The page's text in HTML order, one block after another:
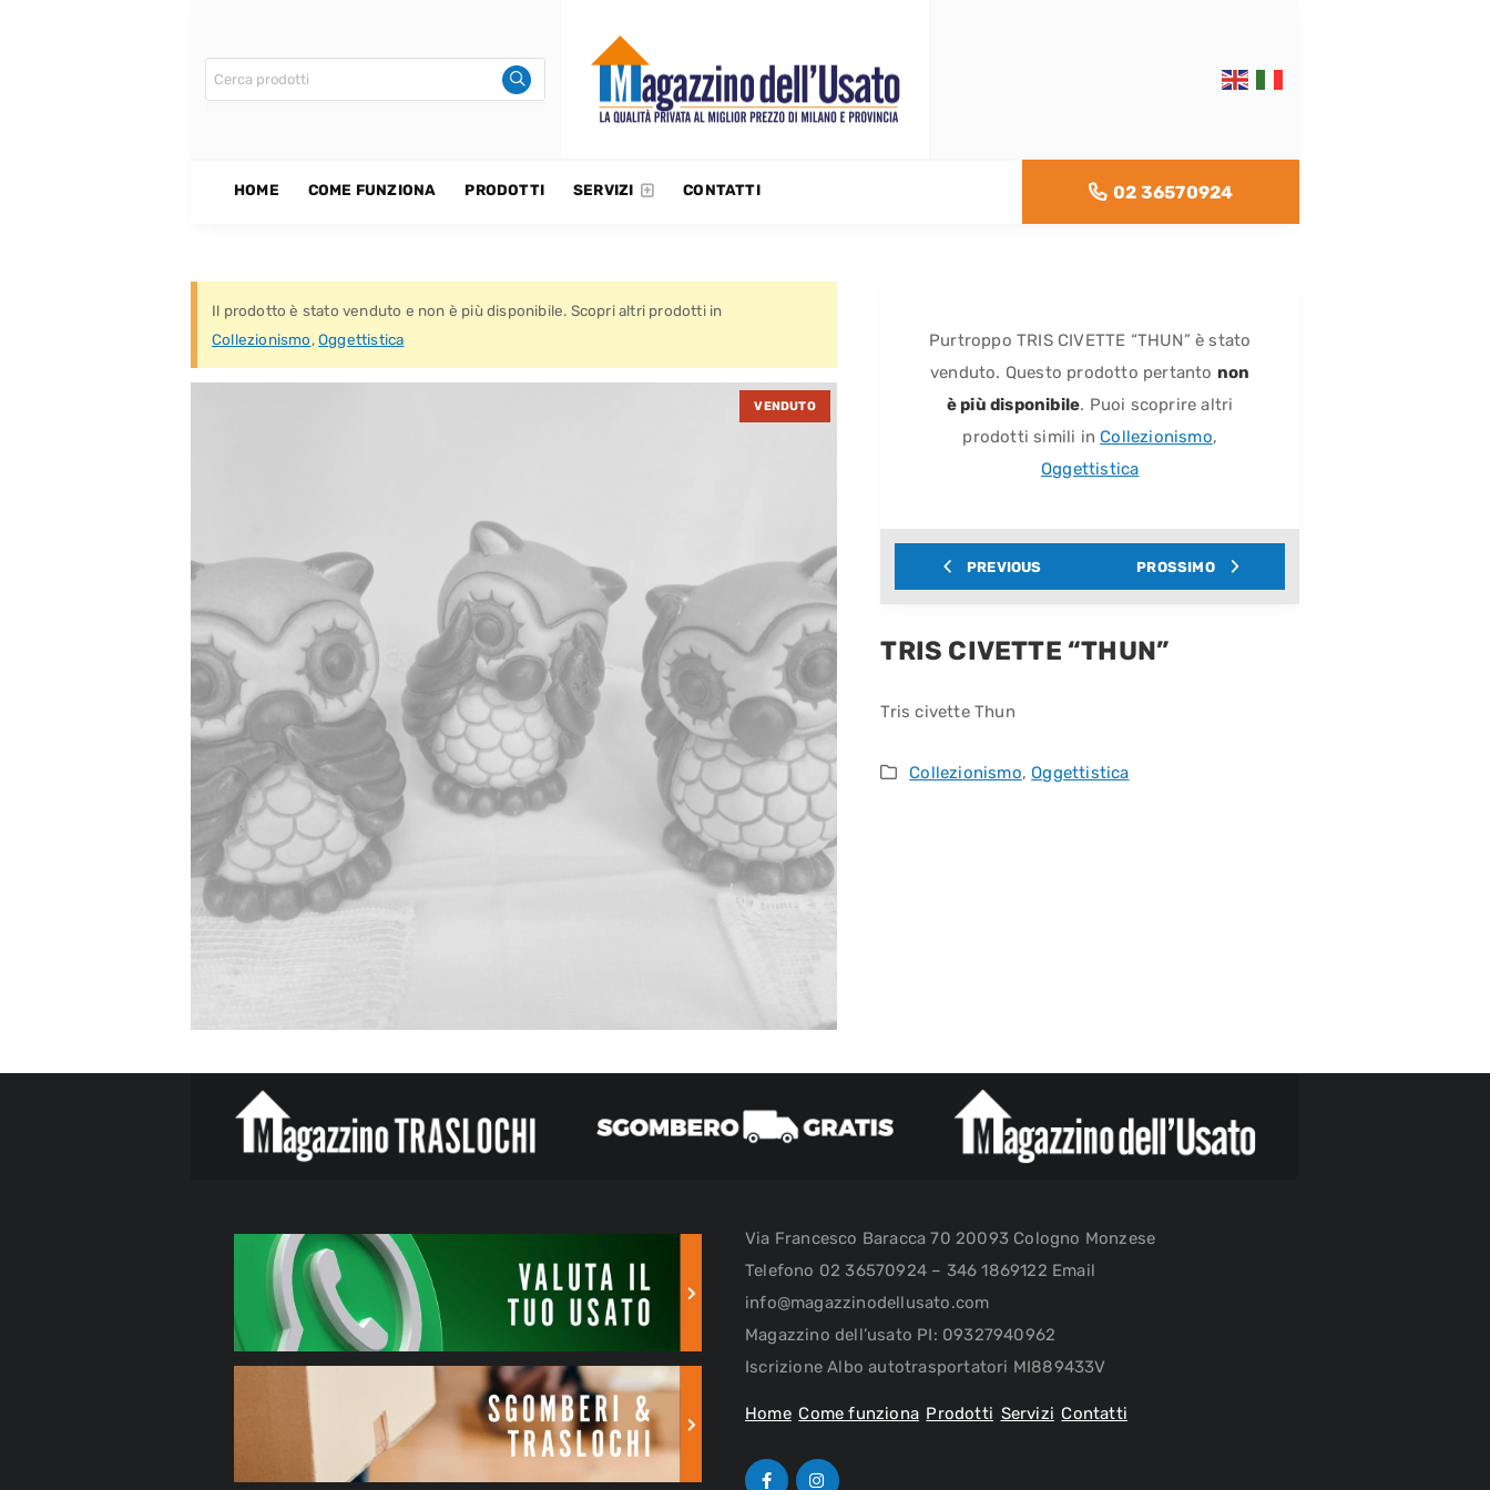
HOME COME FUNZIONA PRODOTTI SERVIZI CONTATTI 02 36570924
Il prodotto è stato venduto e non è più disponibile. Scopri altri prodotti in
Collezionismo,Oggettistica
VENDUTO
Purtroppo TRIS CIVETTE “THUN” è stato
venduto. Questo prodotto pertanto non
è più disponibile. Puoi scoprire altri
prodotti simili inCollezionismo,
Oggettistica
PREVIOUS PROSSIMO
TRIS CIVETTE “THUN”
Tris civette Thun
Collezionismo, Oggettistica
Via Francesco Baracca 70 20093 Cologno Monzese
Telefono 02 36570924 – 346 1869122 Email
info@magazzinodellusato.com
Magazzino dell’usato PI: 09327940962
Iscrizione Albo autotrasportatori MI889433V
Home Come funziona Prodotti Servizi Contatti